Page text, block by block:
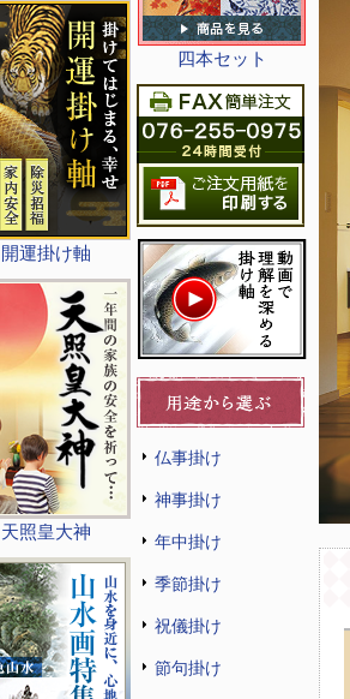
開運掛け軸
天照皇大神
四本セット
仏事掛け
神事掛け
年中掛け
季節掛け
祝儀掛け
節句掛け